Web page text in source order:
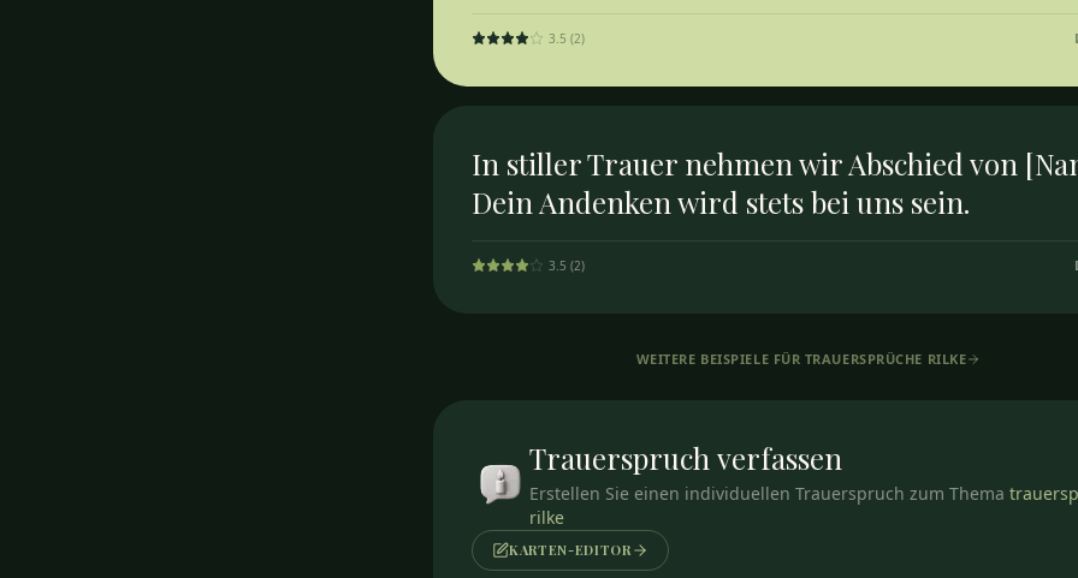
3.5 (2)
In stiller Trauer nehmen wir Abschied von
Dein Andenken wird stets bei uns sein.
3.5 (2)
WEITERE BEISPIELE FÜR TRAUERSPRÜCHE RILKE
Trauerspruch verfassen
Erstellen Sie einen individuellen Trauerspruch zum Thema
rilke
KARTEN-EDITOR